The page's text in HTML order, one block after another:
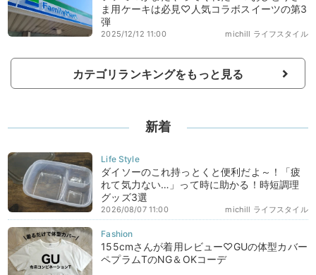
ま用ケーキは必見♡人気コラボスイーツの第3
弾
michill ライフスタイル
2025/12/12 11:00
カテゴリランキングをもっと見る
新着
ダイソーのこれ持っとくと便利だよ～！「疲
れて気力ない…」って時に助かる！時短調理
グッズ3選
michill ライフスタイル
2026/08/07 11:00
155cmさんが着用レビュー♡GUの体型カバー
ペプラムTのNG＆OKコーデ